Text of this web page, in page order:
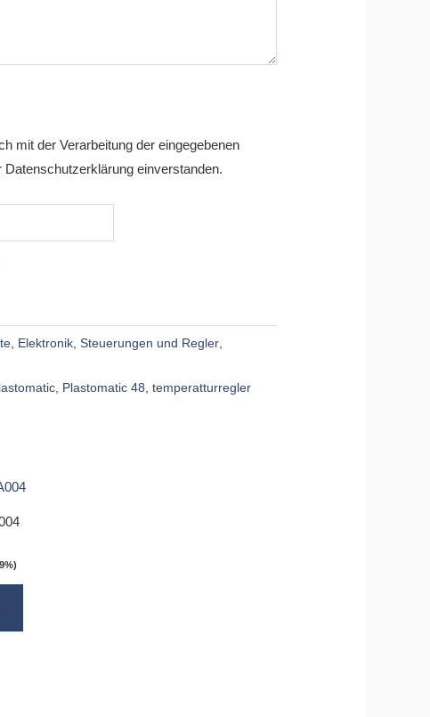
mit der Verarbeitung der eingegebenen
Datenschutzerklärung einverstanden.
Elektronik Steuerungen und Regler
Plastomatic 48 temperatturregler